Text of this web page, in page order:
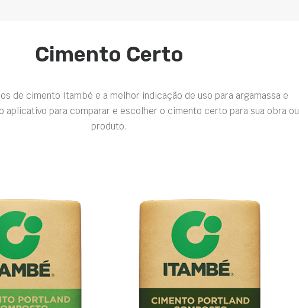
Cimento Certo
de cimento Itambé e a melhor indicação de uso para argamassa e
aplicativo para comparar e escolher o cimento certo para sua obra ou
produto.